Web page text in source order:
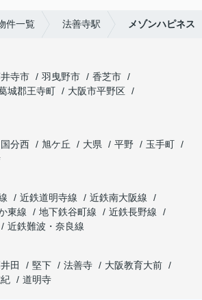
件一覧 法善寺駅 メゾンハピネス
寺市 羽曳野市
香芝市
城郡王寺町
大阪市平野区
国分西 旭ケ丘 大県 平野
玉手町
近鉄道明寺線
近鉄南大阪線
東線 地下鉄谷町線
近鉄長野線
近鉄難波・奈良線
田 堅下 法善寺
大阪教育大前
道明寺